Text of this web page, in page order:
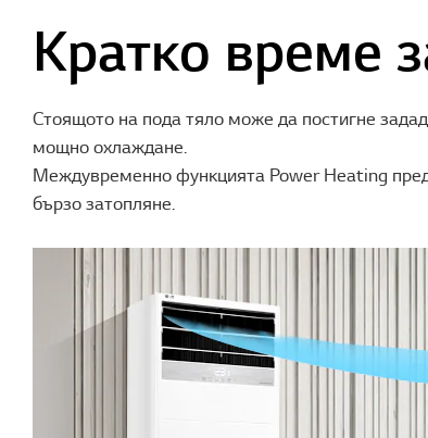
Кратко време
Стоящото на пода тяло може да постигне
мощно охлаждане.
Междувременно функцията Power Heating
бързо затопляне.